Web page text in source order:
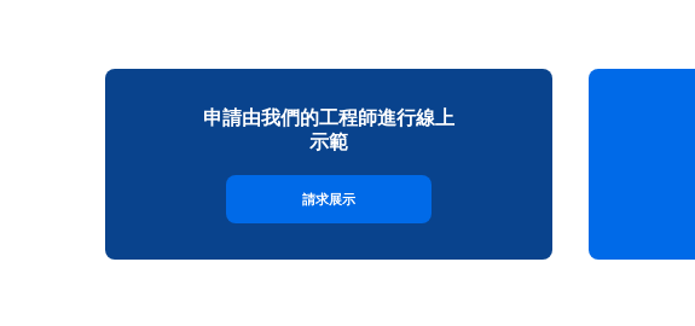
申請由我們的工程師進行線上
示範
請求展示